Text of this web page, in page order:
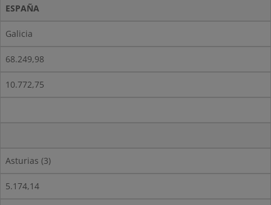
ESPAÑA
Galicia
68.249,98
10.772,75
Asturias (3)
5.174,14